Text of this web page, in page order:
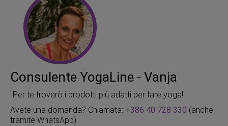
Consulente YogaLine - Vanja
"Per te troverò i prodotti più adatti per fare yoga!"
Avete una domanda? Chiamata: +386 40 728 330 (anche
tramite WhatsApp)